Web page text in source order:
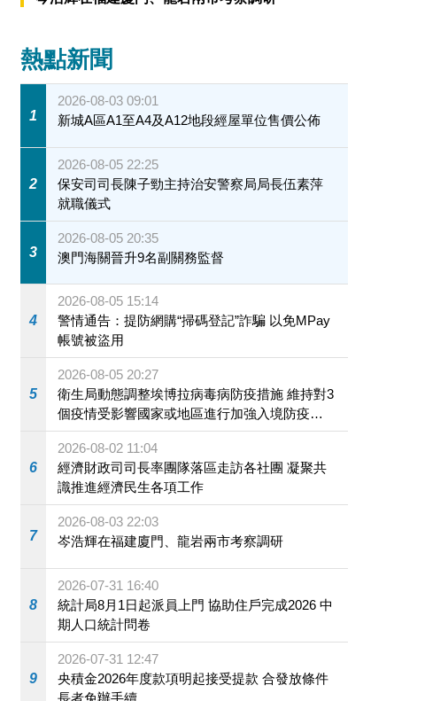
憲法和法律委員會副主任委員、全國人大常委會法制工作委員會主任沈
熱點新聞
1
2026-08-03 09:01
新城A區A1至A4及A12地段經屋單位售價公佈
2
2026-08-05 22:25
保安司司長陳子勁主持治安警察局局長伍素萍
就職儀式
3
2026-08-05 20:35
澳門海關晉升9名副關務監督
4
2026-08-05 15:14
警情通告：提防網購“掃碼登記”詐騙 以免MPay
帳號被盜用
5
2026-08-05 20:27
衛生局動態調整埃博拉病毒病防疫措施 維持對3
個疫情受影響國家或地區進行加強入境防疫措
施
6
2026-08-02 11:04
經濟財政司司長率團隊落區走訪各社團 凝聚共
識推進經濟民生各項工作
7
2026-08-03 22:03
岑浩輝在福建廈門、龍岩兩市考察調研
8
2026-07-31 16:40
統計局8月1日起派員上門 協助住戶完成2026 中
期人口統計問卷
9
2026-07-31 12:47
央積金2026年度款項明起接受提款 合發放條件
長者免辦手續